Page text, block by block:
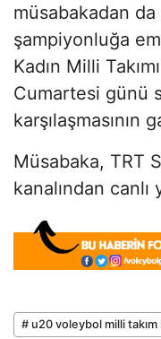
müsabakadan
şampiyonluğa
Kadın Milli
Cumartesi günü
karşılaşmasının
Müsabaka, TRT
kanalından canlı
# u20 voleybol milli